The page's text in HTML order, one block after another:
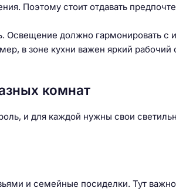
Поэтому стоит отдавать
Освещение должно гармонировать с
в зоне кухни важен яркий рабочий
комнат
и для каждой нужны свои
и семейные посиделки. Тут
а
т
и